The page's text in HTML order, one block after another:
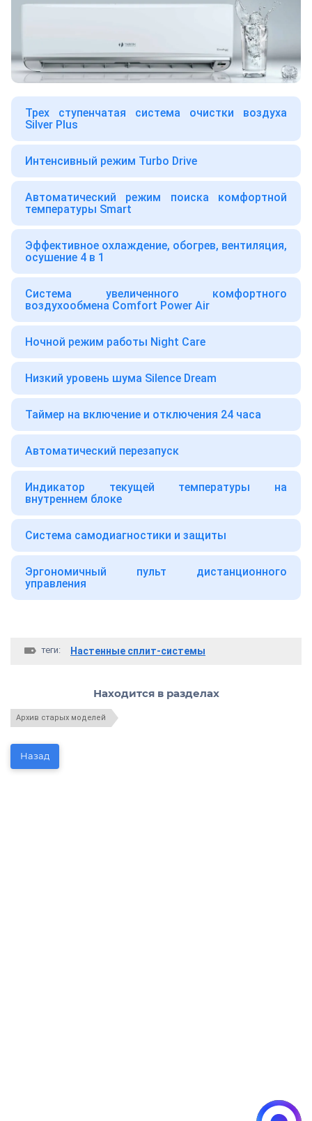
Трех ступенчатая система очистки воздуха
Silver Plus
Интенсивный режим Turbo Drive
Автоматический режим поиска комфортной
температуры Smart
Эффективное охлаждение, обогрев, вентиляция,
осушение 4 в 1
Система увеличенного комфортного
воздухообмена Comfort Power Air
Ночной режим работы Night Care
Низкий уровень шума Silence Dream
Таймер на включение и отключения 24 часа
Автоматический перезапуск
Индикатор текущей температуры на
внутреннем блоке
Система самодиагностики и защиты
Эргономичный пульт дистанционного
управления
теги: Настенные сплит-системы
Находится в разделах
Архив старых моделей
Назад